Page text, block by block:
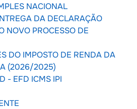
NACIONAL
DA DECLARAÇÃO
NOVO PROCESSO DE
DO IMPOSTO DE RENDA DA
(2026/2025)
- EFD ICMS IPI